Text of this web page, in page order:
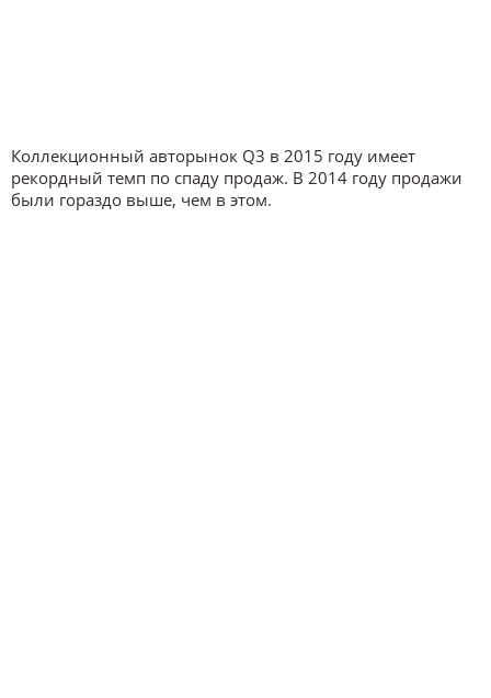
Коллекционный авторынок Q3 в 2015 году имеет
рекордный темп по спаду продаж. В 2014 году продажи
были гораздо выше, чем в этом.